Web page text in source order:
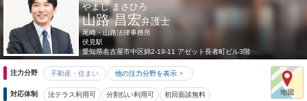
やまじ まさひろ
山路 昌宏弁護士
尾崎・山路法律事務所
伏見駅
愛知県名古屋市中区錦2-19-11 アゼット長者町ビル3階
注力分野 不動産・住まい 他の注力分野を表示
対応体制 法テラス利用可 分割払い利用可 初回面談無料